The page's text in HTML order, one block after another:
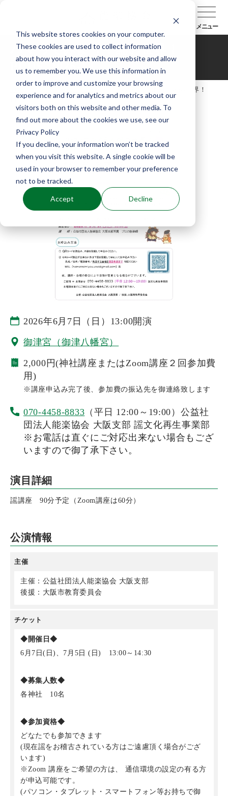
This website stores cookies on your computer.
These cookies are used to collect information
about how you interact with our website and allow
us to remember you. We use this information in
order to improve and customize your browsing
experience and for analytics and metrics about our
visitors both on this website and other media. To
find out more about the cookies we use, see our
Privacy Policy
If you decline, your information won’t be tracked
when you visit this website. A single cookie will be
used in your browser to remember your preference
not to be tracked.
Accept Decline
メニュー
ハマってみよう！謡の世界！
PLUS_2026‐13
ハマってみよう！謡の世界！
PLUS_2026‐13
2026年6月7日（日）13:00開演
御津宮（御津八幡宮）
2,000円(神社講座またはZoom講座２回参加費
用)
※講座申込み完了後、参加費の振込先を御連絡致します
070-4458-8833 （平日 12:00～19:00） 公益社
団法人能楽協会 大阪支部 謡文化再生事業部
※お電話は直ぐにご対応出来ない場合もござ
いますので御了承下さい。
演目詳細
謡講座 90分予定（Zoom講座は60分）
公演情報
主催
主催：公益社団法人能楽協会 大阪支部
後援：大阪市教育委員会
チケット
◆開催日◆
6月7日(日)、7月5日 (日) 13:00～14:30
◆募集人数◆
各神社 10名
◆参加資格◆
どなたでも参加できます
(現在謡をお稽古されている方はご遠慮頂く場合がござ
います)
※Zoom 講座をご希望の方は、 通信環境の設定の有る方
が申込可能です。
(パソコン・タブレット・スマートフォン等お持ちで御